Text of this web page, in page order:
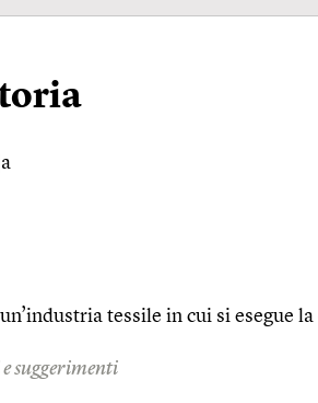
a
tessile in cui si esegue
suggerimenti